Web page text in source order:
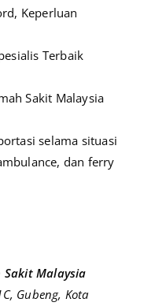
Keperluan
Terbaik
Sakit Malaysia
selama situasi
dan ferry
Sakit Malaysia
Gubeng, Kota